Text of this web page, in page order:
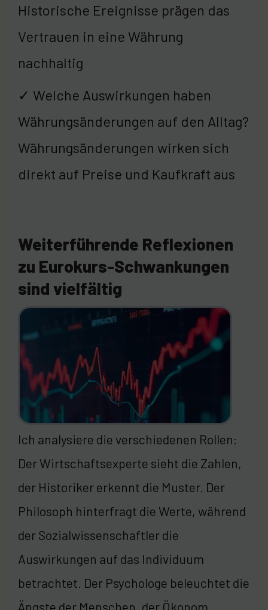
Historische Ereignisse prägen das
Vertrauen in eine Währung
nachhaltig
✓ Welche Auswirkungen haben
Währungsänderungen auf den Alltag?
Währungsänderungen wirken sich
direkt auf Preise und Kaufkraft aus
Weiterführende Reflexionen
zu Eurokurs-Schwankungen
sind vielfältig
Ich analysiere die verschiedenen Rollen:
Der Wirtschaftsexperte sieht die Zahlen,
der Historiker erkennt die Muster. Der
Philosoph hinterfragt die Werte, während
der Sozialwissenschaftler die
Auswirkungen auf das Individuum
betrachtet. Der Psychologe beleuchtet die
Ängste der Menschen, der Ökonom